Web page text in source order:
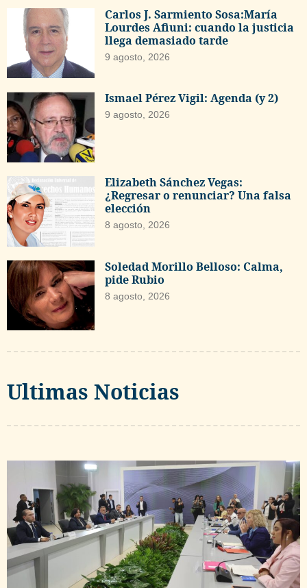
Carlos J. Sarmiento Sosa:María
Lourdes Afiuni: cuando la justicia
llega demasiado tarde
9 agosto, 2026
Ismael Pérez Vigil: Agenda (y 2)
9 agosto, 2026
Elizabeth Sánchez Vegas:
¿Regresar o renunciar? Una falsa
elección
8 agosto, 2026
Soledad Morillo Belloso: Calma,
pide Rubio
8 agosto, 2026
Ultimas Noticias